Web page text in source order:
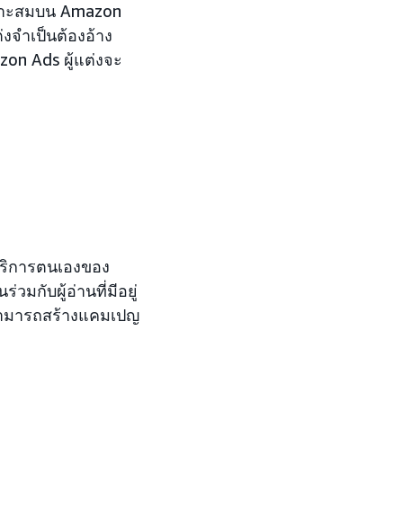
สมบน Amazon
จำเป็นต้องอ้าง
Ads ผู้แต่งจะ
ารตนเองของ
ร่วมกับผู้อ่านที่มีอยู่
ารถสร้างแคมเปญ